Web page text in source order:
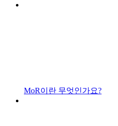
MoR이란 무엇인가요?